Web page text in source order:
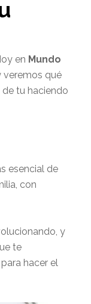
en Mundo
veremos qué
tu haciendo
esencial de
con
y
te
hacer el